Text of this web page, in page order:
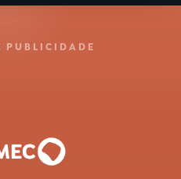
PUBLICIDADE